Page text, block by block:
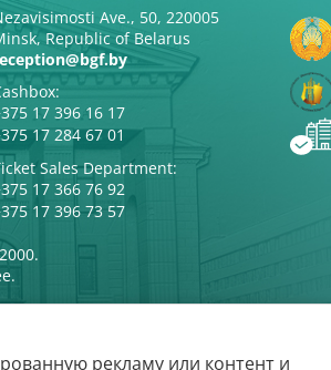
Ave., 50, 220005
Republic of Belarus
17 396 16 17
17 284 67 01
Sales Department:
17 366 76 92
17 396 73 57
рекламу или контент и